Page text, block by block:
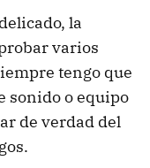
la
varios
tengo que
sonido o equipo
de verdad del